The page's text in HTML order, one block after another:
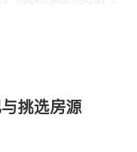
挑选房源